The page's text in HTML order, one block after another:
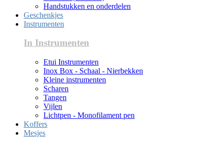
Handstukken en onderdelen
Geschenkjes
Instrumenten
In Instrumenten
Etui Instrumenten
Inox Box - Schaal - Nierbekken
Kleine instrumenten
Scharen
Tangen
Vijlen
Lichtpen - Monofilament pen
Koffers
Mesjes